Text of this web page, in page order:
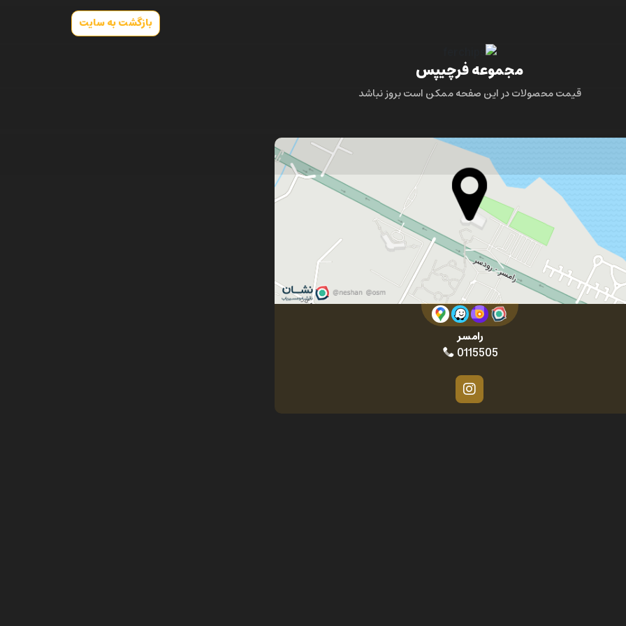
بازگشت به سایت
مجموعه فرچیپس
قیمت محصولات در این صفحه ممکن است بروز نباشد
رامسر
0115505